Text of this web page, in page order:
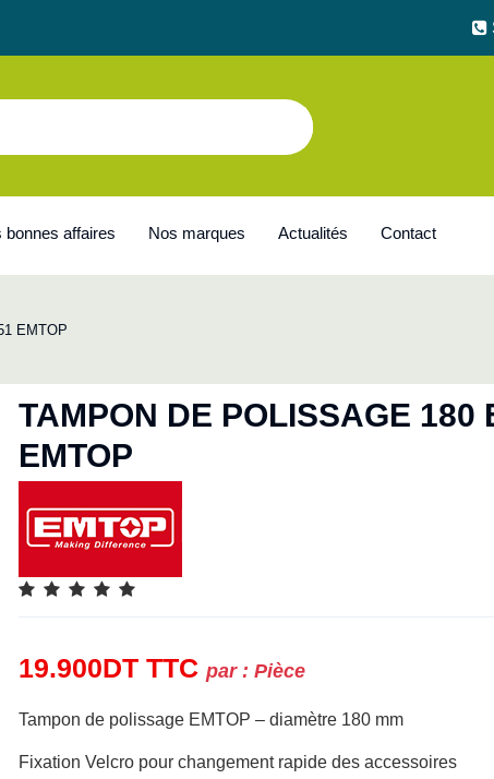
bonnes affaires Nos marques Actualités Contact
EMTOP
TAMPON DE POLISSAGE 180
EMTOP
19.900DT TTCpar :Pièce
Tampon de polissage EMTOP – diamètre 180 mm
Fixation Velcro pour changement rapide des accessoires